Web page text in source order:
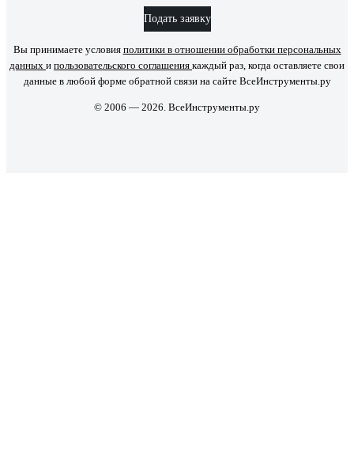
Подать заявку
Вы принимаете условия политики в отношении обработки персональных
данных и пользовательского соглашения каждый раз, когда оставляете свои
данные в любой форме обратной связи на сайте ВсеИнструменты.ру
© 2006 — 2026. ВсеИнструменты.ру